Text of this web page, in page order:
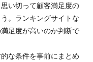
い切って顧客満足度の
。ランキングサイトな
足度が高いのか判断で
な条件を事前にまとめ